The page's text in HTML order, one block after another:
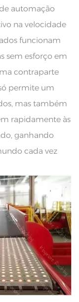
automação
na velocidade
funcionam
sem esforço em
contraparte
permite um
mas também
rapidamente às
ganhando
cada vez